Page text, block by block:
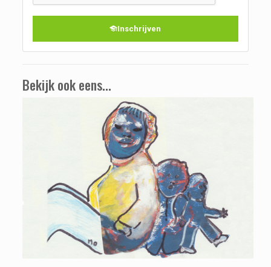
Inschrijven
Bekijk ook eens...